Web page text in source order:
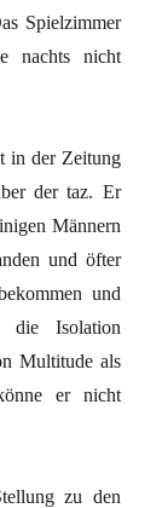
Spielzimmer
nachts nicht
in der Zeitung
der taz. Er
Männern
und öfter
und
die Isolation
Multitude als
er nicht
zu den